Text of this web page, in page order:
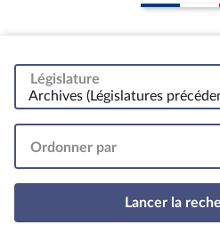
Législature
Archives (Législatures
Ordonner par
Lancer la